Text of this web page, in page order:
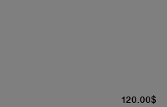
120.00$